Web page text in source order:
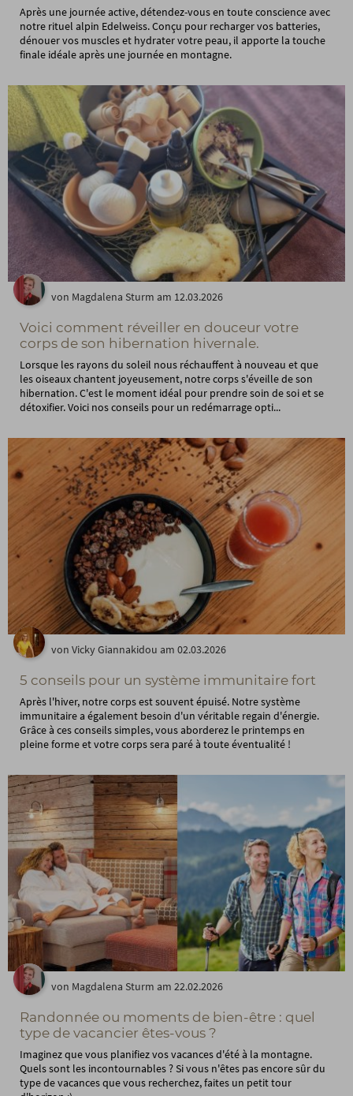
Après une journée active, détendez-vous en toute conscience avec
notre rituel alpin Edelweiss. Conçu pour recharger vos batteries,
dénouer vos muscles et hydrater votre peau, il apporte la touche
finale idéale après une journée en montagne.
von Magdalena Sturm am 12.03.2026
Voici comment réveiller en douceur votre
corps de son hibernation hivernale.
Lorsque les rayons du soleil nous réchauffent à nouveau et que
les oiseaux chantent joyeusement, notre corps s'éveille de son
hibernation. C'est le moment idéal pour prendre soin de soi et se
détoxifier. Voici nos conseils pour un redémarrage opti...
von Vicky Giannakidou am 02.03.2026
5 conseils pour un système immunitaire fort
Après l'hiver, notre corps est souvent épuisé. Notre système
immunitaire a également besoin d'un véritable regain d'énergie.
Grâce à ces conseils simples, vous aborderez le printemps en
pleine forme et votre corps sera paré à toute éventualité !
von Magdalena Sturm am 22.02.2026
Randonnée ou moments de bien-être : quel
type de vacancier êtes-vous ?
Imaginez que vous planifiez vos vacances d'été à la montagne.
Quels sont les incontournables ? Si vous n'êtes pas encore sûr du
type de vacances que vous recherchez, faites un petit tour